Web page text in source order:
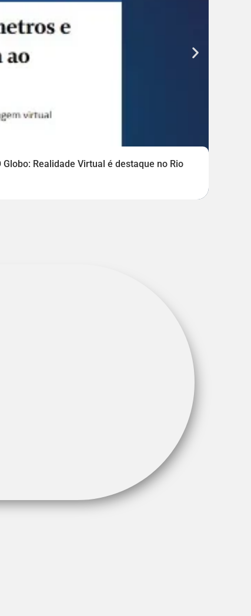
Realidade Virtual é destaque no Rio